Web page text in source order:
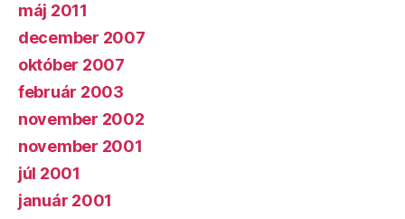
máj 2011
december 2007
október 2007
február 2003
november 2002
november 2001
júl 2001
január 2001